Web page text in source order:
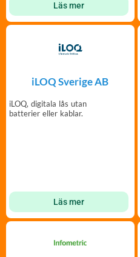
Läs mer
iLOQ Sverige AB
iLOQ, digitala lås utan
batterier eller kablar.
Läs mer